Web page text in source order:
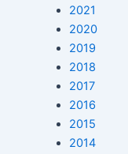
2021
2020
2019
2018
2017
2016
2015
2014